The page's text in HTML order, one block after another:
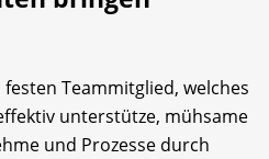
festen Teammitglied, welches
unterstütze, mühsame
und Prozesse durch